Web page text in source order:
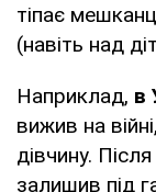
тіпає
(навіть над
Наприклад, в
вижив на
дівчину. Після
залишив під